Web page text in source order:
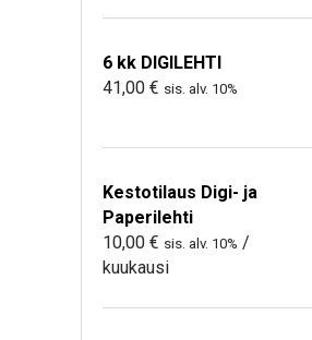
6 kk DIGILEHTI
41,00 € sis. alv. 10%
Kestotilaus Digi- ja
Paperilehti
10,00 € sis. alv. 10% /
kuukausi